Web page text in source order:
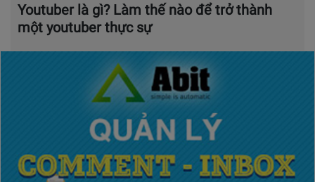
Youtuber là gì? Làm thế nào để trở thành
một youtuber thực sự